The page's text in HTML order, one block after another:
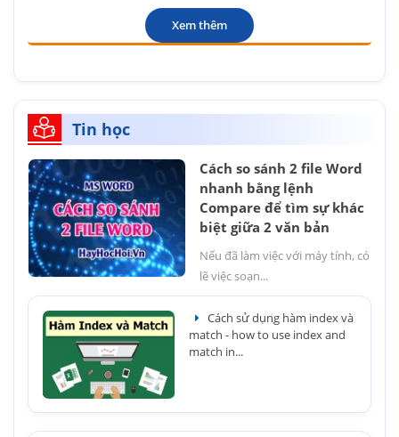
Xem thêm
Tin học
Cách so sánh 2 file Word
nhanh bằng lệnh
Compare để tìm sự khác
biệt giữa 2 văn bản
Nếu đã làm việc với máy tính, có
lẽ việc soạn...
Cách sử dụng hàm index và
match - how to use index and
match in...